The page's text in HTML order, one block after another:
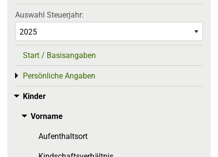
Auswahl Steuerjahr:
Start / Basisangaben
Persönliche Angaben
Toggle menu
Kinder
Toggle menu
Vorname
Toggle menu
Aufenthaltsort